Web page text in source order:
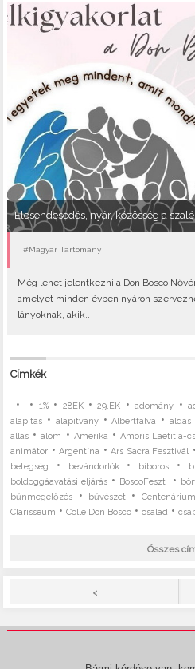
Elcsendesedés, nyár, közösség a
#Magyar Tartomány
Még lehet jelentkezni a Don Bosco
amelyet minden évben nyáron
lányoknak, akik..
Címkék
• • 1%• 28EK•29.EK •adomány •
alapítás • alapítvány•Albertfalva •áldás
állás •álom • Amerika • Amoris Laetitia-
animátor •Argentína •Ars Sacra Fesztivál
betegség • bevándorlók• bíboros •
boldoggáavatási eljárás • BoscoFeszt •
bűnmegelőzés • bűvészet• Centenárium
Clarisseum •Colle Don Bosco •család •
Összes
<